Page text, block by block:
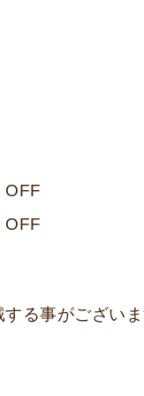
OFF
OFF
る事がございま